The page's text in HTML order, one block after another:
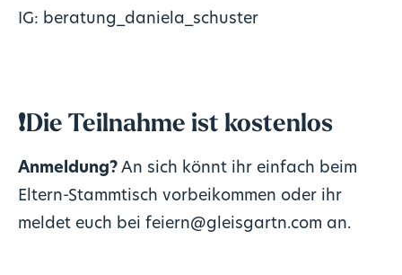
IG: beratung_daniela_schuster
❗Die Teilnahme ist kostenlos
Anmeldung?An sich könnt ihr einfach beim
Eltern-Stammtisch vorbeikommen oder ihr
meldet euch bei feiern@gleisgartn.com an.